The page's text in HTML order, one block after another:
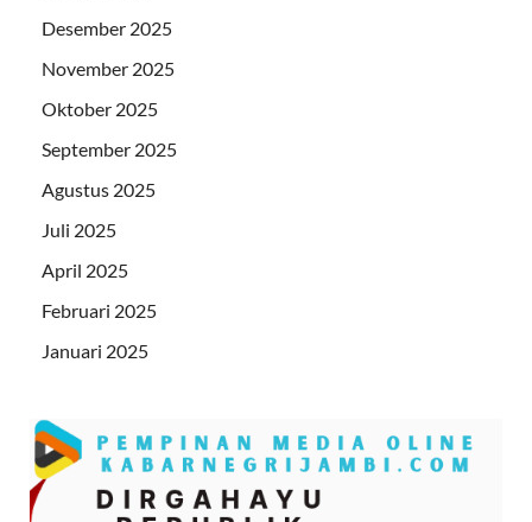
Desember 2025
November 2025
Oktober 2025
September 2025
Agustus 2025
Juli 2025
April 2025
Februari 2025
Januari 2025